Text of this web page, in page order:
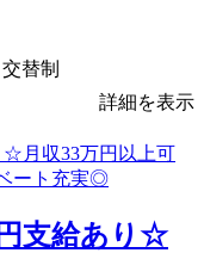
替制
詳細を表示
円支給あり☆